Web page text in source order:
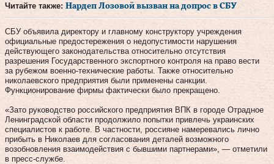
Читайте также: Нардеп Лозовой вызван на допрос в СБУ
СБУ объявила директору и главному конструктору учреждения
официальные предостережения о недопустимости нарушения
действующего законодательства относительно отсутствия
разрешения Государственного экспортного контроля на право вести
за рубежом военно-технические работы. Также относительно
николаевского предприятия были применены санкции.
Функционирование фирмы фактически было прекращено.
«Зато руководство российского предприятия ВПК в городе Отрадное
Ленинградской области продолжило попытки привлечь украинских
специалистов к работе. В частности, россияне намеревались лично
прибыть в Николаев для согласования деталей возможного
возобновления взаимодействия с бывшими партнерами», — отметили
в пресс-службе.